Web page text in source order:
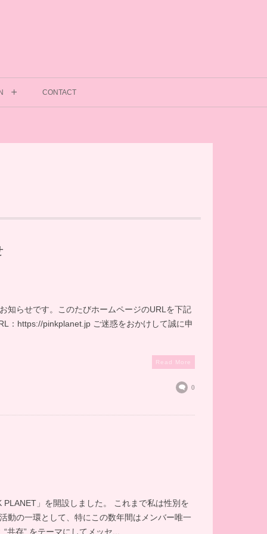
CONTACT
知らせです。このたびホームページのURLを下記
：https://pinkplanet.jp ご迷惑をおかけして誠に申
Read More
0
」を開設しました。 これまで私は性別を
動の一環として、特にこの数年間はメンバー唯一
共存” をテーマにしてメッセ...